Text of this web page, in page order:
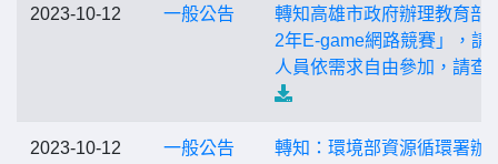
2023-10-12 一般公告
轉知高雄市政府辦理教育部
2年E-game網路競賽」，請
人員依需求自由參加，請查
2023-10-12 一般公告
轉知：環境部資源循環署辦